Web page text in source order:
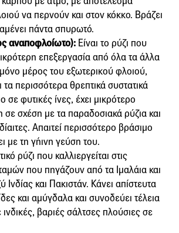
να περνούν και στον κόκκο. Βράζει
πάντα σπυρωτό.
αναποφλοίωτο): Είναι το ρύζι που
επεξεργασία από όλα τα άλλα
μόνο μέρος του εξωτερικού φλοιού,
τα περισσότερα θρεπτικά συστατικά
σε φυτικές ίνες, έχει μικρότερο
σε σχέση με τα παραδοσιακά ρύζια και
δίαιτες. Απαιτεί περισσότερο βράσιμο
με τη γήινη γεύση του.
ρύζι που καλλιεργείται στις
που πηγάζουν από τα Ιμαλάια και
Ινδίας και Πακιστάν. Κάνει απίστευτα
και αμύγδαλα και συνοδεύει τέλεια
βαριές σάλτσες πλούσιες σε